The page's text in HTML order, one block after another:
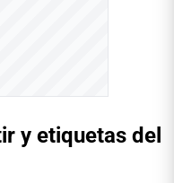
y etiquetas del